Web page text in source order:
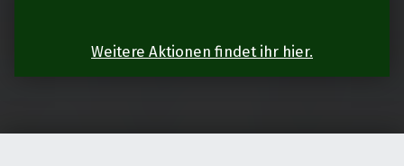
Weitere Aktionen findet ihr hier.